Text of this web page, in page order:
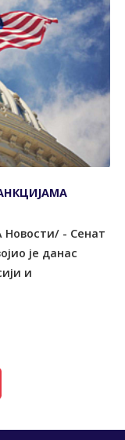
- Сенат
је данас
и